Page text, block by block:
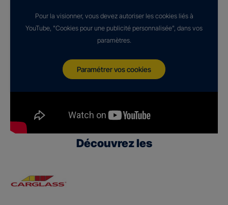
Pour la visionner, vous devez autoriser les cookies liés à
YouTube, "Cookies pour une publicité personnalisée", dans vos
paramètres.
Paramétrer vos cookies
Découvrez les